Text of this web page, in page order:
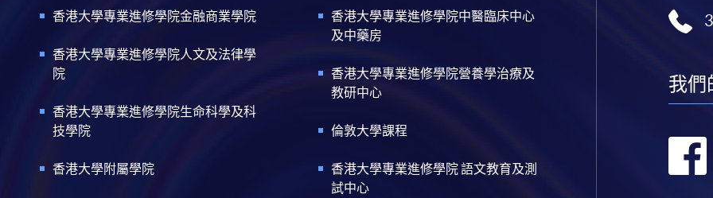
香港大學專業進修學院金融商業學院
香港大學專業進修學院人文及法律學
院
香港大學專業進修學院生命科學及科
技學院
香港大學附屬學院
香港大學專業進修學院中醫臨床中心
及中藥房
香港大學專業進修學院營養學治療及
教研中心
倫敦大學課程
香港大學專業進修學院 語文教育及測
試中心
我們